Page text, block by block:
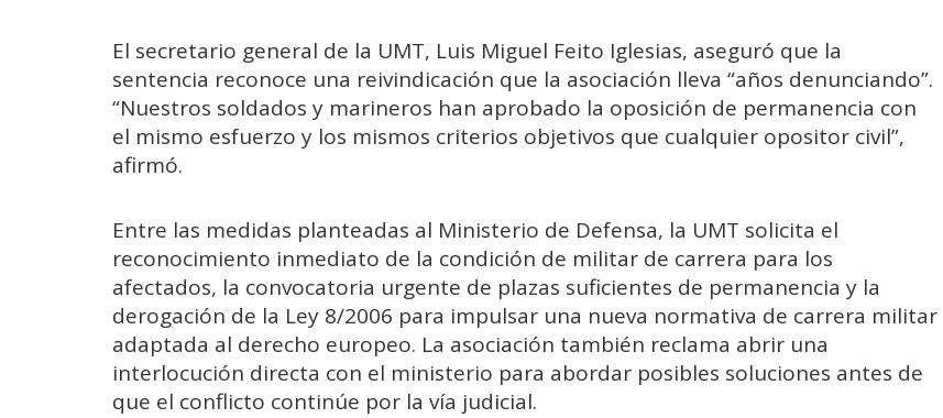
El secretario general de la UMT, Luis Miguel Feito Iglesias, aseguró que la
sentencia reconoce una reivindicación que la asociación lleva “años denunciando”.
“Nuestros soldados y marineros han aprobado la oposición de permanencia con
el mismo esfuerzo y los mismos criterios objetivos que cualquier opositor civil”,
afirmó.
Entre las medidas planteadas al Ministerio de Defensa, la UMT solicita el
reconocimiento inmediato de la condición de militar de carrera para los
afectados, la convocatoria urgente de plazas suficientes de permanencia y la
derogación de la Ley 8/2006 para impulsar una nueva normativa de carrera militar
adaptada al derecho europeo. La asociación también reclama abrir una
interlocución directa con el ministerio para abordar posibles soluciones antes de
que el conflicto continúe por la vía judicial.